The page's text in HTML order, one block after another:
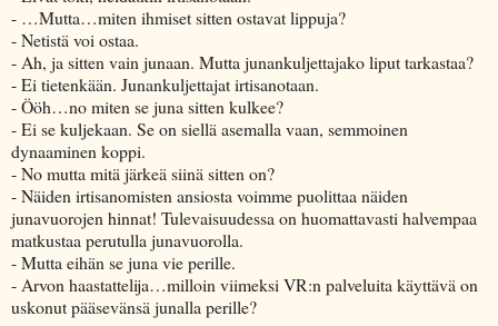
- …Mutta…miten ihmiset sitten ostavat lippuja?
- Netistä voi ostaa.
- Ah, ja sitten vain junaan. Mutta junankuljettajako liput tarkastaa?
- Ei tietenkään. Junankuljettajat irtisanotaan.
- Ööh…no miten se juna sitten kulkee?
- Ei se kuljekaan. Se on siellä asemalla vaan, semmoinen
dynaaminen koppi.
- No mutta mitä järkeä siinä sitten on?
- Näiden irtisanomisten ansiosta voimme puolittaa näiden
junavuorojen hinnat! Tulevaisuudessa on huomattavasti halvempaa
matkustaa perutulla junavuorolla.
- Mutta eihän se juna vie perille.
- Arvon haastattelija…milloin viimeksi VR:n palveluita käyttävä on
uskonut pääsevänsä junalla perille?